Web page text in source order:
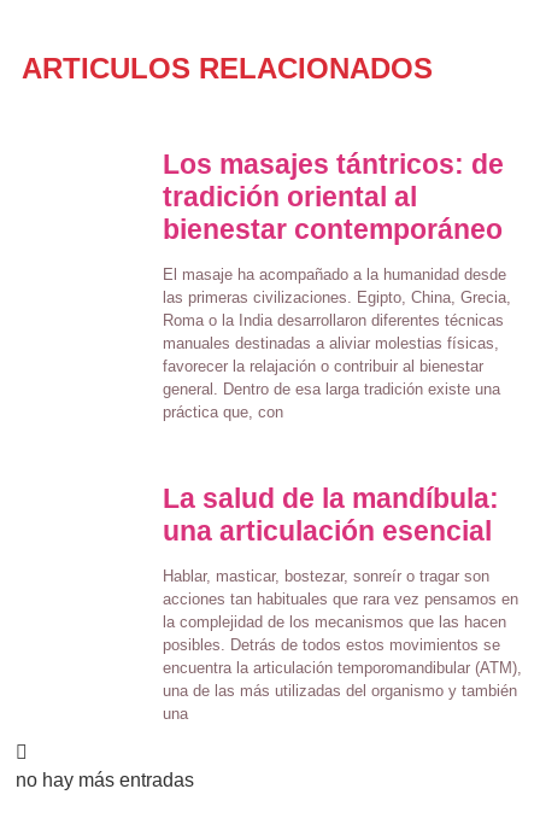
ARTICULOS RELACIONADOS
Los masajes tántricos: de
tradición oriental al
bienestar contemporáneo
El masaje ha acompañado a la humanidad desde
las primeras civilizaciones. Egipto, China, Grecia,
Roma o la India desarrollaron diferentes técnicas
manuales destinadas a aliviar molestias físicas,
favorecer la relajación o contribuir al bienestar
general. Dentro de esa larga tradición existe una
práctica que, con
La salud de la mandíbula:
una articulación esencial
Hablar, masticar, bostezar, sonreír o tragar son
acciones tan habituales que rara vez pensamos en
la complejidad de los mecanismos que las hacen
posibles. Detrás de todos estos movimientos se
encuentra la articulación temporomandibular (ATM),
una de las más utilizadas del organismo y también
una
no hay más entradas